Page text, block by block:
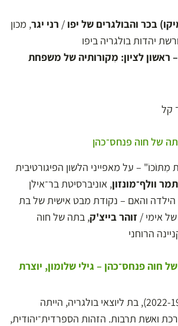
בכר והבולגרים של יפו / רני יגר, מכון
יהדות בולגריה ביפו
ראשון לציון: מִקורותיה של משפחת
– על מאפייני הלשון הפיגורטיבית
תמר וולף־מונזון, אוניברסיטת בר־אילן
והאם – נקודת מבט אישית של בת
אימי / זוהר בייצ'ק, בתה של חוה
הרוחני
חוה פנחס־כהן – גילי שלומון, יוצרת
(2022-1955), בת ליוצאי בולגריה, הייתה
ואשת תרבות. הזהות הספרדית־יהודית,